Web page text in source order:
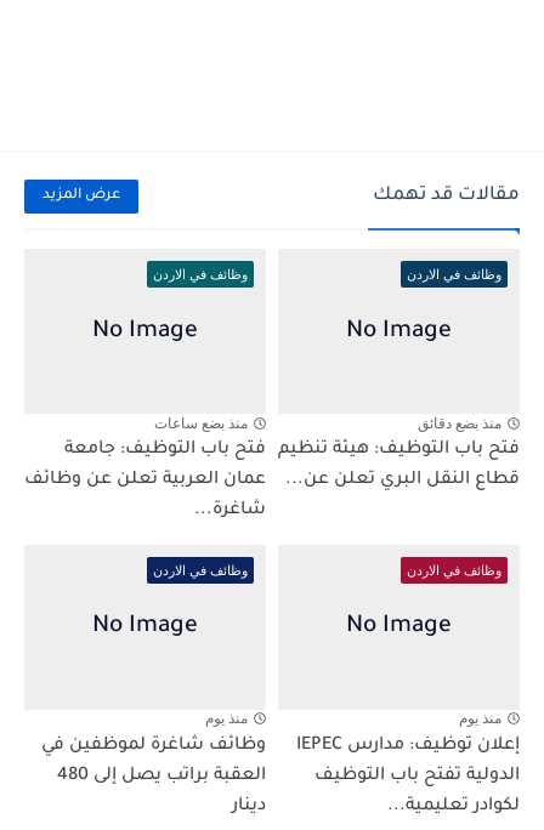
مقالات قد تهمك عرض المزيد
وظائف في الاردن
منذ بضع دقائق
فتح باب التوظيف: هيئة تنظيم
قطاع النقل البري تعلن عن...
وظائف في الاردن
منذ بضع ساعات
فتح باب التوظيف: جامعة
عمان العربية تعلن عن وظائف
شاغرة...
وظائف في الاردن
منذ يوم
إعلان توظيف: مدارس IEPEC
الدولية تفتح باب التوظيف
لكوادر تعليمية...
وظائف في الاردن
منذ يوم
وظائف شاغرة لموظفين في
العقبة براتب يصل إلى 480
دينار